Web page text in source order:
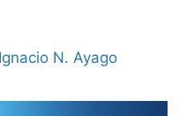
Ignacio N. Ayago